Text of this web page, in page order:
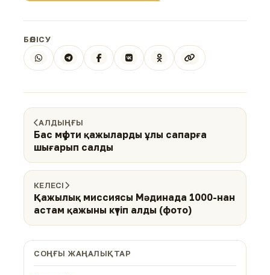
БӨЛІСУ
АЛДЫҢҒЫ
Бас мүфти қажыларды ұлы сапарға
шығарып салды
КЕЛЕСІ
Қажылық миссиясы Мәдинада 1000-нан
астам қажыны күтіп алды (фото)
СОҢҒЫ ЖАҢАЛЫҚТАР